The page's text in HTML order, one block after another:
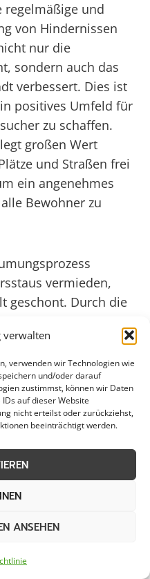
verwenden wir Technologien wie
und/oder darauf
zustimmst, können wir Daten
auf dieser Website
nicht erteilst oder zurückziehst,
beeinträchtigt werden.
ANSEHEN
regelmäßige und
von Hindernissen
nur die
sondern auch das
verbessert. Dies ist
positives Umfeld für
zu schaffen.
großen Wert
und Straßen frei
ein angenehmes
Bewohner zu
vermieden,
geschont. Durch die
öffentlichen Flächen
aktiv zum
Engagement für
zeigt das
der
Einwohner. Durch
schafft
Umgebung, in der
attraktiveren und
ins Jahr 2025 und